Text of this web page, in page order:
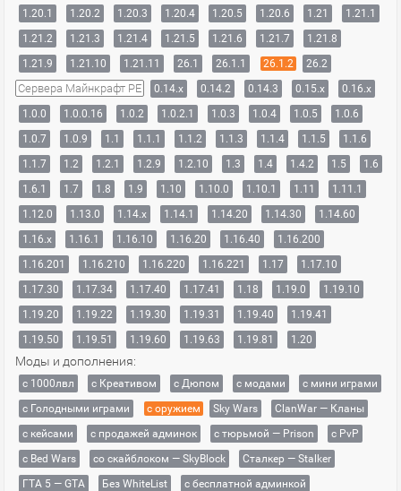
1.20.1
1.20.2 1.20.3 1.20.4 1.20.5 1.20.6 1.21
1.21.1
1.21.2
1.21.3 1.21.4 1.21.5 1.21.6 1.21.7
1.21.8
1.21.9
1.21.10 1.21.11 26.1 26.1.1 26.1.2 26.2
Сервера Майнкрафт PE 0.14.x 0.14.2 0.14.3 0.15.x
0.16.x
1.0.0
1.0.0.16 1.0.2 1.0.2.1 1.0.3 1.0.4 1.0.5
1.0.6
1.0.7
1.0.9 1.1 1.1.1 1.1.2 1.1.3 1.1.4 1.1.5
1.1.6
1.1.7
1.2 1.2.1 1.2.9 1.2.10 1.3 1.4 1.4.2 1.5
1.6
1.6.1
1.7 1.8 1.9 1.10 1.10.0 1.10.1 1.11
1.11.1
1.12.0
1.13.0 1.14.x 1.14.1 1.14.20 1.14.30
1.14.60
1.16.x
1.16.1 1.16.10 1.16.20 1.16.40
1.16.200
1.16.201
1.16.210 1.16.220 1.16.221 1.17
1.17.10
1.17.30
1.17.34 1.17.40 1.17.41 1.18 1.19.0
1.19.10
1.19.20
1.19.22 1.19.30 1.19.31 1.19.40
1.19.41
1.19.50
1.19.51 1.19.60 1.19.63 1.19.81 1.20
Моды и дополнения:
с 1000лвл c Креативом с Дюпом с модами
с мини играми
с Голодными играми
с оружием Sky Wars
ClanWar — Кланы
с кейсами
с продажей админок с тюрьмой — Prison
с PvP
с Bed Wars
со скайблоком — SkyBlock
Сталкер — Stalker
ГТА 5 — GTA
Без WhiteList
с бесплатной админкой